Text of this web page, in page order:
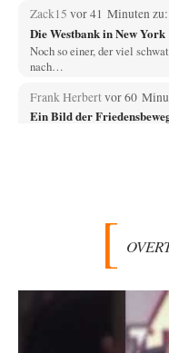
Zack15 vor 41 Minuten zu:
Die Westbank in New York
Noch so einer, der viel
nach…
Frank Herbert vor 60
Ein Bild der
im-vertrauen-gesagt
Was man sagen könnte das
vor 3 Stunden zu: